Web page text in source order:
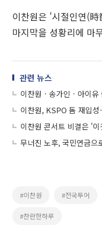
이찬원은 '시절인연(
마지막을 성황리에 마
관련 뉴스
이찬원ㆍ송가인ㆍ아이
이찬원, KSPO 돔 재입
무너진 노후, 국민연금으
#이찬원 #전국투어
#찬란한하루